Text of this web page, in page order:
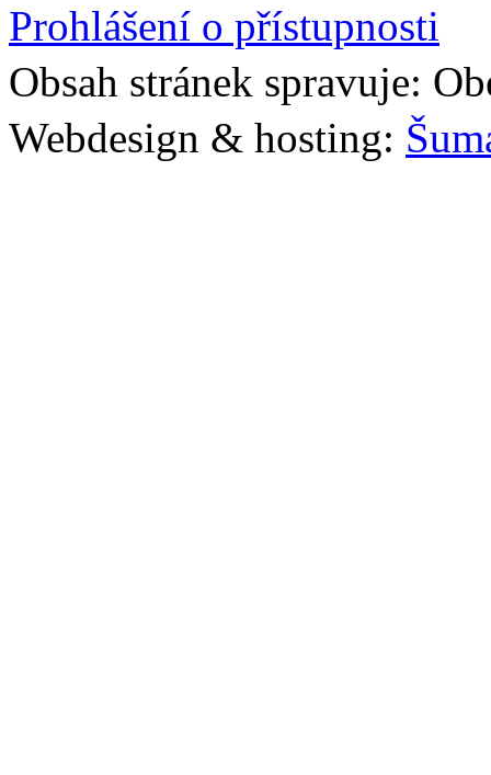
Prohlášení o přístupnosti
Obsah stránek spravuje:
Webdesign & hosting: